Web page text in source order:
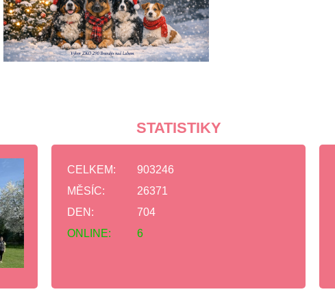
STATISTIKY
ONLINE: 6
CELKEM:
903246
MĚSÍC:
26371
DEN:
704